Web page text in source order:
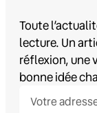
Toute
lecture. Un
réflexion, une
bonne idée